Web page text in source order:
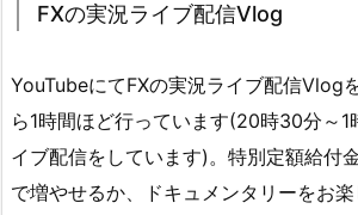
FXの実況ライブ配信Vlog
YouTubeにてFXの実況ライブ配信Vlog
ら1時間ほど行っています(20時30分～1
イブ配信をしています)。特別定額給付
で増やせるか、ドキュメンタリーをお楽